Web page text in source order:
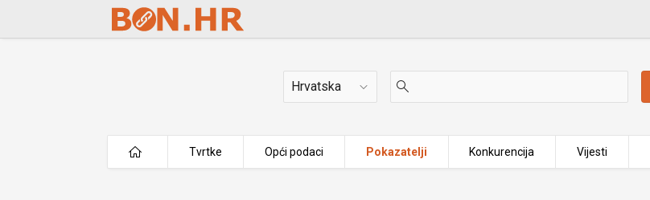
Skip to Main Content
Država
Tvrtke Opći podaci Pokazatelji Konkurencija Vijesti
LOŠINJ QUAD ADVENTURE vl. Carlos Poljak